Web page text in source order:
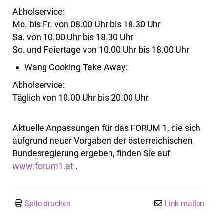
Abholservice:
Mo. bis Fr. von 08.00 Uhr bis 18.30 Uhr
Sa. von 10.00 Uhr bis 18.30 Uhr
So. und Feiertage von 10.00 Uhr bis 18.00 Uhr
Wang Cooking Take Away:
Abholservice:
Täglich von 10.00 Uhr bis 20.00 Uhr
Aktuelle Anpassungen für das FORUM 1, die sich
aufgrund neuer Vorgaben der österreichischen
Bundesregierung ergeben, finden Sie auf
www.forum1.at .
Seite drucken Link mailen